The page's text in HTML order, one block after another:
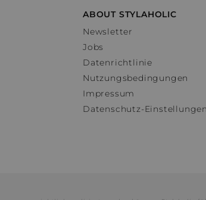
ABOUT STYLAHOLIC
Newsletter
Jobs
Datenrichtlinie
Nutzungsbedingungen
Impressum
Datenschutz-Einstellungen